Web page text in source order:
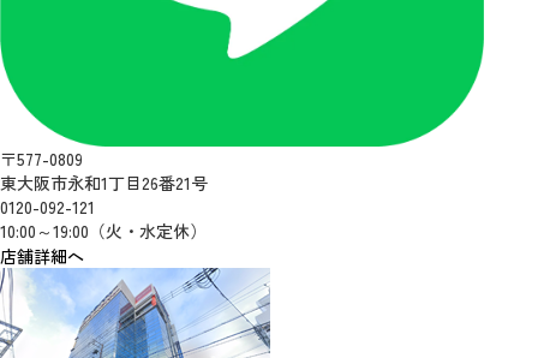
〒577-0809
東大阪市永和1丁目26番21号
0120-092-121
10:00～19:00（火・水定休）
店舗詳細へ